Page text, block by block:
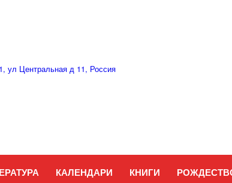
ул Центральная д 11, Россия
КАЛЕНДАРИ КНИГИ